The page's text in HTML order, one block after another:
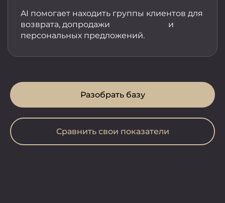
AI помогает находить группы клиентов для
возврата, допродажи и
персональных предложений.
Разобрать базу
Сравнить свои показатели